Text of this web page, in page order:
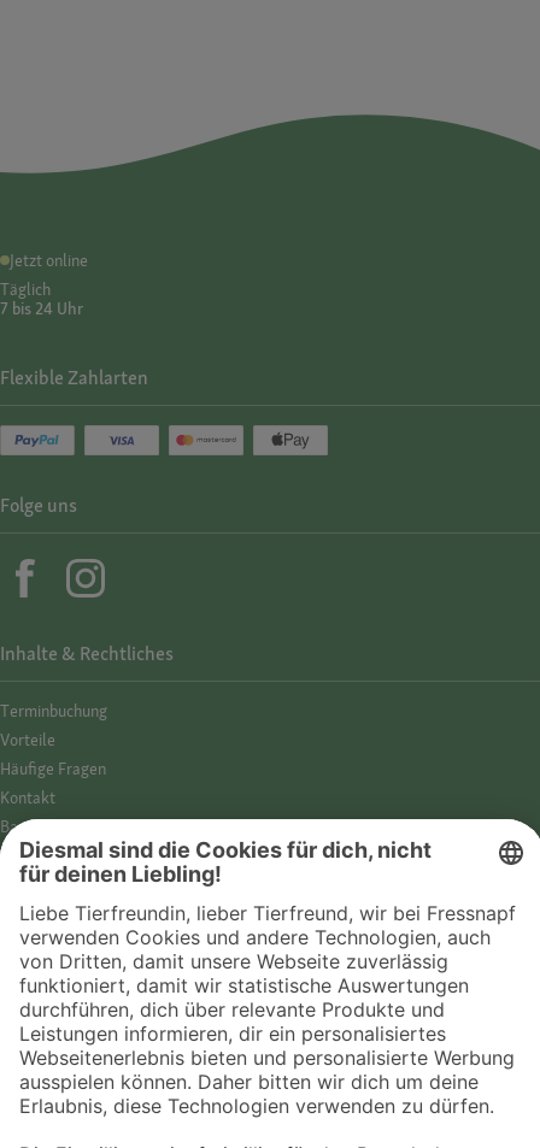
Jetzt online
Täglich
7 bis 24 Uhr
Inhalte & Rechtliches
Termin­buchung
Vorteile
Häufige Fragen
Kontakt
Barrierefreiheit
Impressum
Datenschutz­hinweise
Cookies
AGB
Entdecke Fressnapf
Tierversicherung
GPS-Tracker
Fressnapf Salon
Flexible Zahlarten
Folge uns